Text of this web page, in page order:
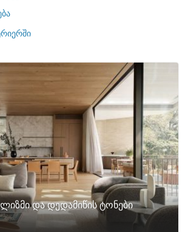
და დედამიწის ტონები